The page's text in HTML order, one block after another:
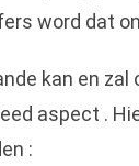
word dat
kan en
aspect .
: